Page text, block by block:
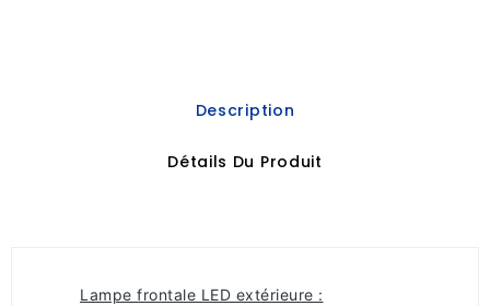
Description
Détails Du Produit
Lampe frontale LED extérieure :